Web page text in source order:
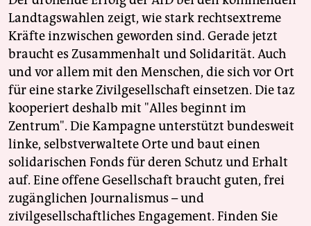
Landtagswahlen zeigt, wie stark rechtsextreme
Kräfte inzwischen geworden sind. Gerade jetzt
braucht es Zusammenhalt und Solidarität. Auch
und vor allem mit den Menschen, die sich vor Ort
für eine starke Zivilgesellschaft einsetzen. Die taz
kooperiert deshalb mit "Alles beginnt im
Zentrum". Die Kampagne unterstützt bundesweit
linke, selbstverwaltete Orte und baut einen
solidarischen Fonds für deren Schutz und Erhalt
auf. Eine offene Gesellschaft braucht guten, frei
zugänglichen Journalismus – und
zivilgesellschaftliches Engagement. Finden Sie